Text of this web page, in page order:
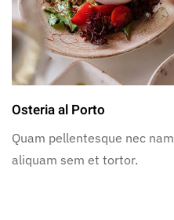
Osteria al Porto
Quam pellentesque nec nam
aliquam sem et tortor.